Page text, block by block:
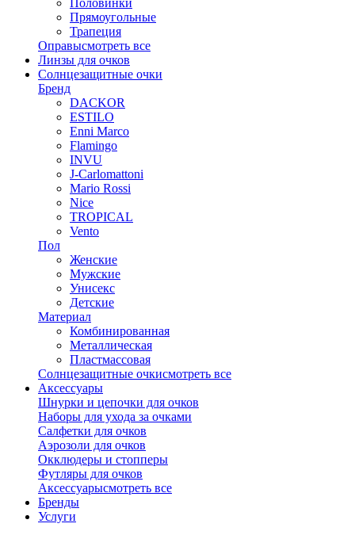
Прямоугольные
Трапеция
Оправысмотреть все
Линзы для очков
Солнцезащитные очки
Бренд
DACKOR
ESTILO
Enni Marco
Flamingo
INVU
J-Carlomattoni
Mario Rossi
Nice
TROPICAL
Vento
Пол
Женские
Мужские
Унисекс
Детские
Материал
Комбинированная
Металлическая
Пластмассовая
Солнцезащитные очкисмотреть все
Аксессуары
Шнурки и цепочки для очков
Наборы для ухода за очками
Салфетки для очков
Аэрозоли для очков
Окклюдеры и стопперы
Футляры для очков
Аксессуарысмотреть все
Бренды
Услуги